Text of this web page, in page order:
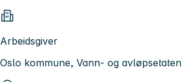
Arbeidsgiver
Oslo kommune, Vann- og avløpsetaten